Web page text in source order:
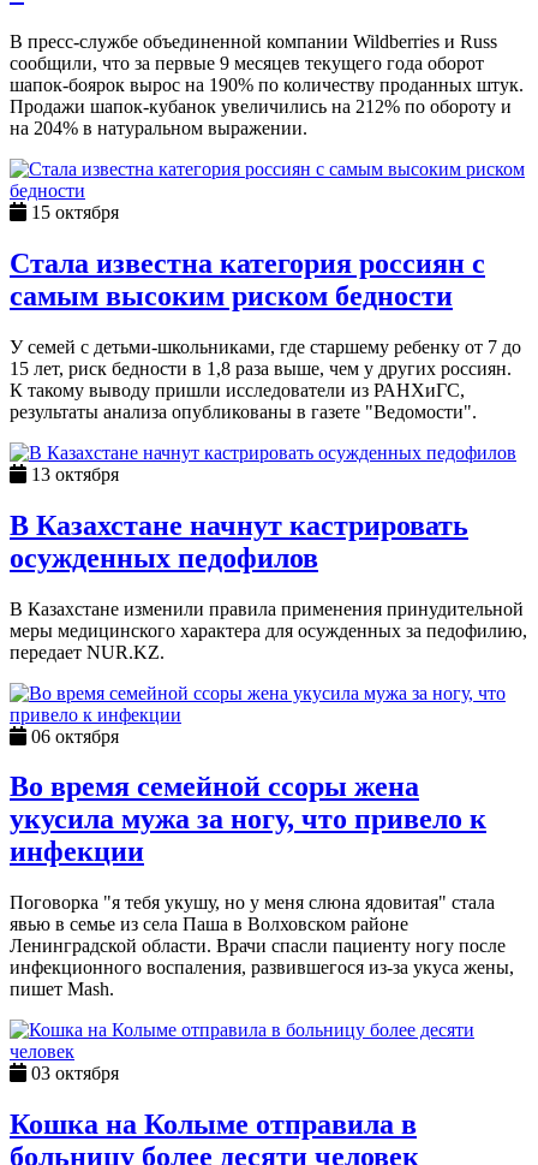
В пресс-службе объединенной компании Wildberries и Russ
сообщили, что за первые 9 месяцев текущего года оборот
шапок-боярок вырос на 190% по количеству проданных штук.
Продажи шапок-кубанок увеличились на 212% по обороту и
на 204% в натуральном выражении.
15 октября
Стала известна категория россиян с
самым высоким риском бедности
У семей с детьми-школьниками, где старшему ребенку от 7 до
15 лет, риск бедности в 1,8 раза выше, чем у других россиян.
К такому выводу пришли исследователи из РАНХиГС,
результаты анализа опубликованы в газете "Ведомости".
13 октября
В Казахстане начнут кастрировать
осужденных педофилов
В Казахстане изменили правила применения принудительной
меры медицинского характера для осужденных за педофилию,
передает NUR.KZ.
06 октября
Во время семейной ссоры жена
укусила мужа за ногу, что привело к
инфекции
Поговорка "я тебя укушу, но у меня слюна ядовитая" стала
явью в семье из села Паша в Волховском районе
Ленинградской области. Врачи спасли пациенту ногу после
инфекционного воспаления, развившегося из-за укуса жены,
пишет Mash.
03 октября
Кошка на Колыме отправила в
больницу более десяти человек